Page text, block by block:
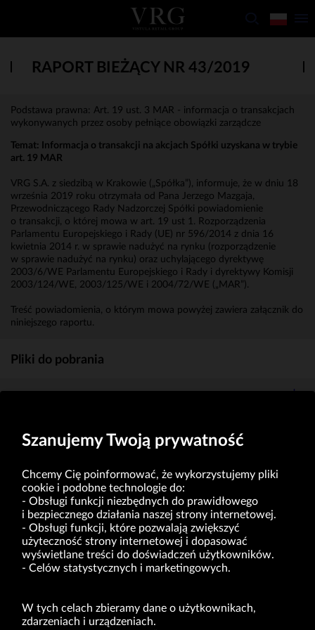
RAPORT BIEŻĄCY NR 43/2019
Podstawa prawna: Art. 19 ust. 3 MAR - informacja o transakcjach
wykonywanych przez osoby pełniące obowiązki zarządcze
Temat: Informacja o transakcji na akcjach Spółki uzyskana w trybie
art. 19 MAR
VRG S.A. z siedzibą w Krakowie („Spółka”), informuje, że w dniu 18
września 2019 roku otrzymała od Pana Jerzego Mazgaja,
Przewodniczącego Rady Nadzorczej Spółki powiadomienie
o transakcji, o której mowa w art. 19 ust 1. Rozporządzenia
Parlamentu Europejskiego i Rady (UE) nr 596/2014 z dnia 16
kwietnia 2014 r. w sprawie nadużyć na rynku (rozporządzenie
w sprawie nadużyć na rynku) oraz uchylającego dyrektywę
2003/6/WE Parlamentu Europejskiego i Rady i dyrektywy Komisji
2003/124/WE, 2003/125/WE i 2004/72/WE („MAR”).
Treść powiadomienia, o którym mowa powyżej zawiera załącznik do
niniejszego raportu.
Pliki do pobrania
VRG S.A. | ul. Pilotów 10 | 31-462 Kraków
NIP: 675-000-03-61
Sąd Rejonowy dla Krakowa-Śródmieścia w Krakowie,
Wydział XI Gospodarczy Krajowego Rejestru Sądowego nr 0000047082
Kapitał zakładowy w wysokości 49.122.108,00 zł, w pełni opłacony
(Dz.U. 2019 r. poz. 118 z zm.).
Szanujemy Twoją prywatność
Chcemy Cię poinformować, że wykorzystujemy pliki
cookie i podobne technologie do:
Obsługi funkcji niezbędnych do prawidłowego
i bezpiecznego działania naszej strony internetowej.
Obsługi funkcji, które pozwalają zwiększyć
użyteczność strony internetowej i dopasować
wyświetlane treści do doświadczeń użytkowników.
Celów statystycznych i marketingowych.
W tych celach zbieramy dane o użytkownikach,
zdarzeniach i urządzeniach.